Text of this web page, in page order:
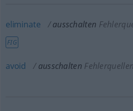
eliminate ausschalten
FIG
avoid ausschalten